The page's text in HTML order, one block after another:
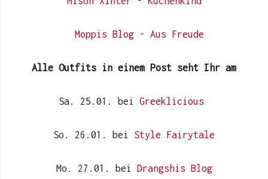
Moppis Blog - Aus Freude
Alle Outfits in einem Post seht Ihr am
Sa. 25.01. bei Greeklicious
So. 26.01. bei Style Fairytale
Mo. 27.01. bei Drangshis Blog